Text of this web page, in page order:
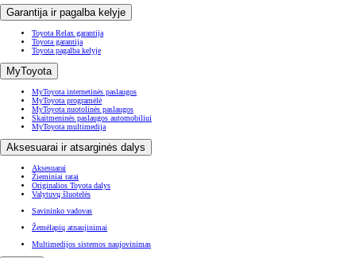
Garantija ir pagalba kelyje
Toyota Relax garantija
Toyota garantija
Toyota pagalba kelyje
MyToyota
MyToyota internetinės paslaugos
MyToyota programėlė
MyToyota nuotolinės paslaugos
Skaitmeninės paslaugos automobiliui
MyToyota multimedija
Aksesuarai ir atsarginės dalys
Aksesuarai
Žieminiai ratai
Originalios Toyota dalys
Valytuvų šluotelės
Savininko vadovas
Žemėlapių atnaujinimai
Multimedijos sistemos naujovinimas